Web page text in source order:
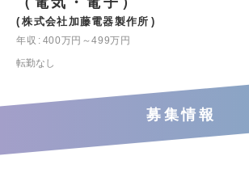
株式会社加藤電器製作所
年収
400万円～499万円
転勤なし
募集情報